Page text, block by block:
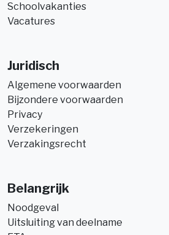
Schoolvakanties
Vacatures
Juridisch
Algemene voorwaarden
Bijzondere voorwaarden
Privacy
Verzekeringen
Verzakingsrecht
Belangrijk
Noodgeval
Uitsluiting van deelname